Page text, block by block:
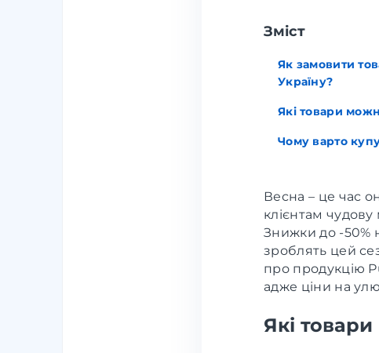
Зміст
Як замовити
Україну?
Які товари
Чому варто
Весна – це час
клієнтам
Знижки до -50%
зроблять цей
про продукцію
адже ціни на
Які